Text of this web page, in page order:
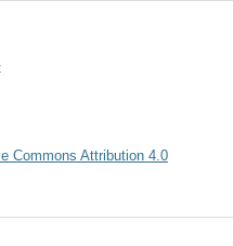
Commons Attribution 4.0